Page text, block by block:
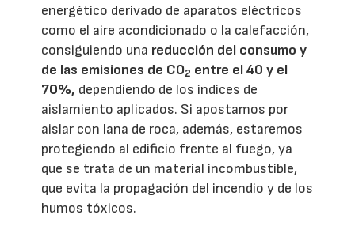
energético derivado de aparatos eléctricos
como el aire acondicionado o la calefacción,
consiguiendo una reducción del consumo y
de las emisiones de CO2 entre el 40 y el
70%, dependiendo de los índices de
aislamiento aplicados. Si apostamos por
aislar con lana de roca, además, estaremos
protegiendo al edificio frente al fuego, ya
que se trata de un material incombustible,
que evita la propagación del incendio y de los
humos tóxicos.